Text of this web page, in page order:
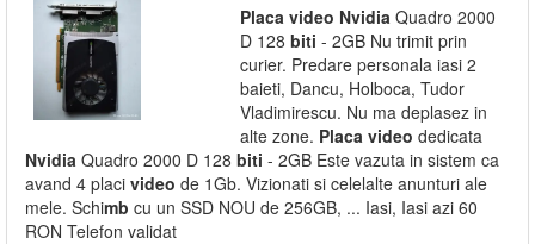
Placa video Nvidia Quadro 2000
D 128 biti - 2GB Nu trimit prin
curier. Predare personala iasi 2
baieti, Dancu, Holboca, Tudor
Vladimirescu. Nu ma deplasez in
alte zone. Placa video dedicata
Nvidia Quadro 2000 D 128 biti - 2GB Este vazuta in sistem ca
avand 4 placi video de 1Gb. Vizionati si celelalte anunturi ale
mele. Schimb cu un SSD NOU de 256GB, ... Iasi, Iasi azi 60
RON Telefon validat